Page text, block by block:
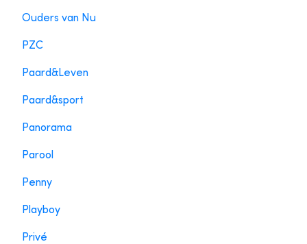
Ouders van Nu
PZC
Paard&Leven
Paard&sport
Panorama
Parool
Penny
Playboy
Privé